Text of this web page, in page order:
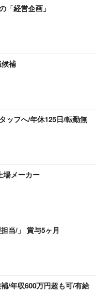
「経営企画」
補
ッフへ/年休125日/転勤無
場メーカー
当/」 賞与5ヶ月
/年収600万円超も可/有給